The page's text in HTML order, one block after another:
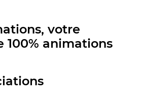
votre
100% animations